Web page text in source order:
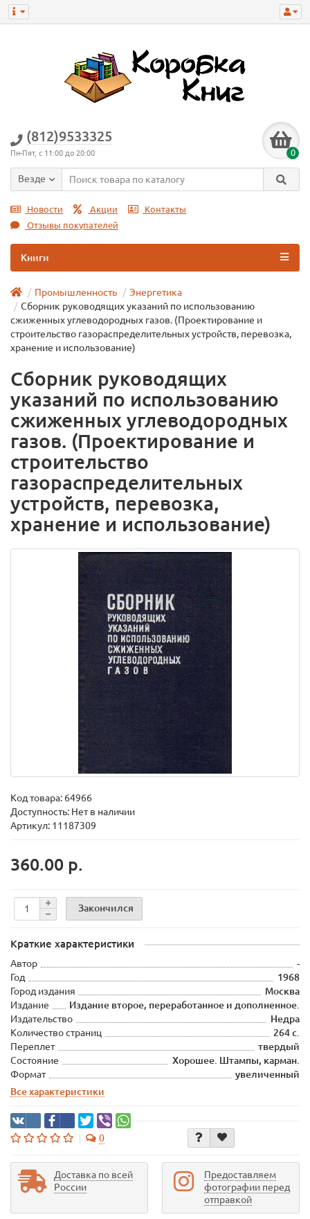
(812)9533325
Пн-Пят, с 11:00 до 20:00 0
Везде
Новости Акции
Контакты
Отзывы покупателей
Книги
Промышленность
Энергетика
Сборник руководящих указаний по использованию
сжиженных углеводородных газов. (Проектирование и
строительство газораспределительных устройств, перевозка,
хранение и использование)
Сборник руководящих
указаний по использованию
сжиженных углеводородных
газов. (Проектирование и
строительство
газораспределительных
устройств, перевозка,
хранение и использование)
Код товара: 64966
Доступность: Нет в наличии
Артикул: 11187309
360.00 р.
Закончился
Краткие характеристики
Автор
-
Год
1968
Город издания
Москва
Издание
Издание второе, переработанное и дополненное.
Издательство
Недра
Количество страниц
264 с.
Переплет
твердый
Состояние
Хорошее. Штампы, карман.
Формат
увеличенный
Все характеристики
0
Доставка по всей
России
Предоставляем
фотографии перед
отправкой